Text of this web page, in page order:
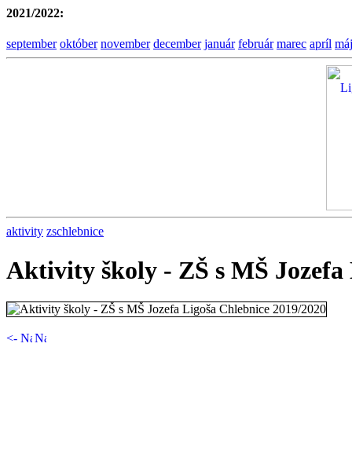
2021/2022:
september október november december január február marec apríl máj
aktivity zschlebnice
Aktivity školy - ZŠ s MŠ Jozefa